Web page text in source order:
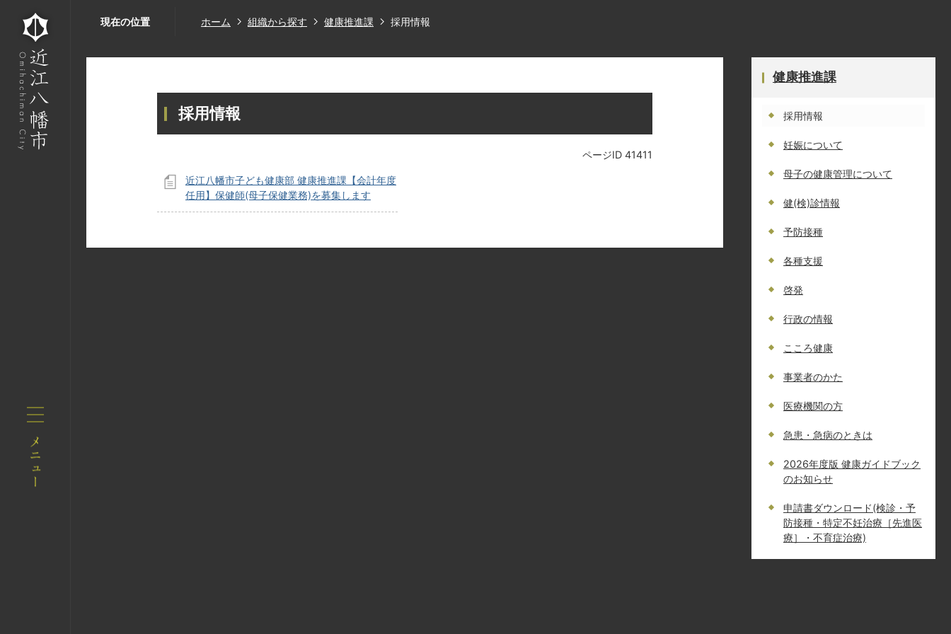
現在の位置 ホーム 組織から探す 健康推進課 採用情報
採用情報
ページID 41411
近江八幡市子ども健康部 健康推進課【会計年度
任用】保健師(母子保健業務)を募集します
健康推進課
採用情報
妊娠について
母子の健康管理について
健(検)診情報
予防接種
各種支援
啓発
行政の情報
こころ健康
事業者のかた
医療機関の方
急患・急病のときは
2026年度版 健康ガイドブック
のお知らせ
申請書ダウンロード(検診・予
防接種・特定不妊治療［先進医
療］・不育症治療)